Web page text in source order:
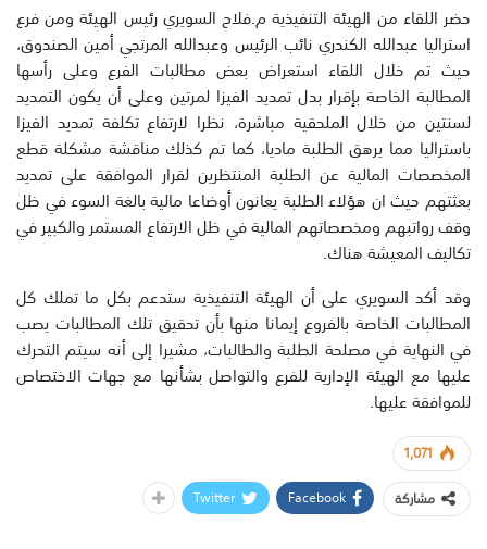
حضر اللقاء من الهيئة التنفيذية م.فلاح السويري رئيس الهيئة ومن فرع
استراليا عبدالله الكندري نائب الرئيس وعبدالله المرتجي أمين الصندوق،
حيث تم خلال اللقاء استعراض بعض مطالبات الفرع وعلى رأسها
المطالبة الخاصة بإقرار بدل تمديد الفيزا لمرتين وعلى أن يكون التمديد
لسنتين من خلال الملحقية مباشرة، نظرا لارتفاع تكلفة تمديد الفيزا
باستراليا مما يرهق الطلبة ماديا، كما تم كذلك مناقشة مشكلة قطع
المخصصات المالية عن الطلبة المنتظرين لقرار الموافقة على تمديد
بعثتهم حيث ان هؤلاء الطلبة يعانون أوضاعا مالية بالغة السوء في ظل
وقف رواتبهم ومخصصاتهم المالية في ظل الارتفاع المستمر والكبير في
تكاليف المعيشة هناك.
وقد أكد السويري على أن الهيئة التنفيذية ستدعم بكل ما تملك كل
المطالبات الخاصة بالفروع إيمانا منها بأن تحقيق تلك المطالبات يصب
في النهاية في مصلحة الطلبة والطالبات، مشيرا إلى أنه سيتم التحرك
عليها مع الهيئة الإدارية للفرع والتواصل بشأنها مع جهات الاختصاص
للموافقة عليها.
1,071
مشاركة
Facebook
Twitter